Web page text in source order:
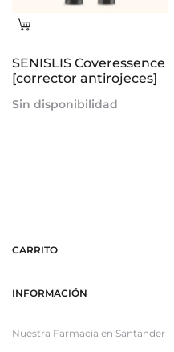
Leer
SENISLIS Coveressence
[corrector antirojeces]
Sin disponibilidad
CARRITO
INFORMACIÓN
Nuestra Farmacia en Santander